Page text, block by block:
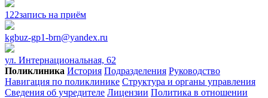
122запись на приём
kgbuz-gp1-brn@yandex.ru
ул. Интернациональная, 62
Поликлиника История Подразделения Руководство
Навигация по поликлинике Структура и органы управления
Сведения об учредителе Лицензии Политика в отношении